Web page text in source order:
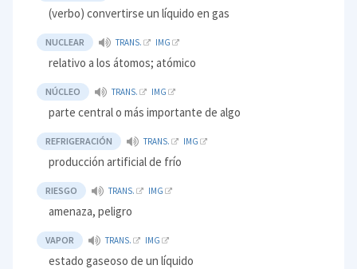
(verbo) convertirse un líquido en gas
NUCLEAR TRANS. IMG
relativo a los átomos; atómico
NÚCLEO TRANS. IMG
parte central o más importante de algo
REFRIGERACIÓN TRANS. IMG
producción artificial de frío
RIESGO TRANS. IMG
amenaza, peligro
VAPOR TRANS. IMG
estado gaseoso de un líquido